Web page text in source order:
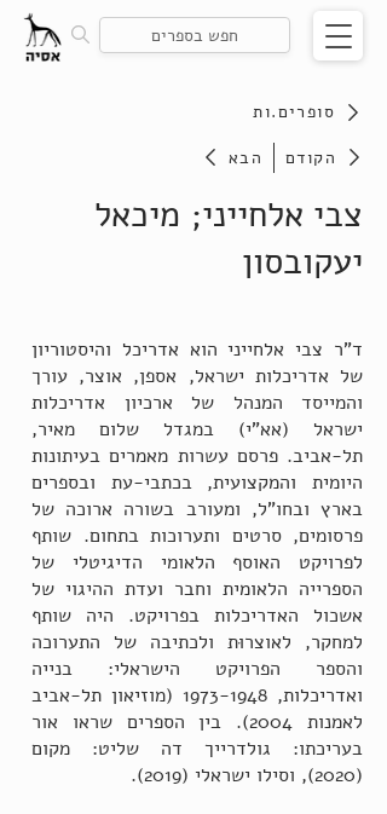
סופרים.ות
הבא
הקודם
צבי אלחייני; מיכאל
יעקובסון
ד"ר צבי אלחייני הוא אדריכל והיסטוריון
של אדריכלות ישראל, אספן, אוצר, עורך
והמייסד המנהל של ארכיון אדריכלות
ישראל (אא"י) במגדל שלום מאיר,
תל-אביב. פרסם עשרות מאמרים בעיתונות
היומית והמקצועית, בכתבי-עת ובספרים
בארץ ובחו"ל, ומעורב בשורה ארוכה של
פרסומים, סרטים ותערוכות בתחום. שותף
לפרויקט האוסף הלאומי הדיגיטלי של
הספרייה הלאומית וחבר ועדת ההיגוי של
אשכול האדריכלות בפרויקט. היה שותף
למחקר, לאוצרוּת ולכתיבה של התערוכה
והספר הפרויקט הישראלי: בנייה
ואדריכלות, 1973-1948 (מוזיאון תל-אביב
לאמנות 2004). בין הספרים שראו אור
בעריכתו: גולדרייך דה שליט: מקום
(2020), וסילו ישראלי (2019).